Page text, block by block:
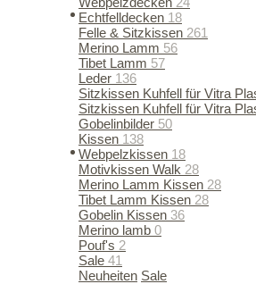
Echtfelldecken 18
Felle & Sitzkissen 261
Merino Lamm 56
Tibet Lamm 57
Leder 136
Sitzkissen Kuhfell für Vitra
Sitzkissen Kuhfell für Vitra
Gobelinbilder 50
Kissen 138
Webpelzkissen 18
Motivkissen Walk 28
Merino Lamm Kissen 28
Tibet Lamm Kissen 28
Gobelin Kissen 36
Merino lamb 0
Pouf's 2
Sale 41
Neuheiten Sale